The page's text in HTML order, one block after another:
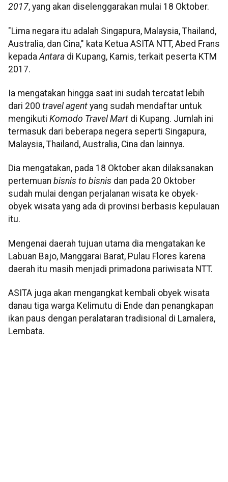
2017, yang akan diselenggarakan mulai 18 Oktober.
"Lima negara itu adalah Singapura, Malaysia, Thailand,
Australia, dan Cina," kata Ketua ASITA NTT, Abed Frans
kepada Antara di Kupang, Kamis, terkait peserta KTM
2017.
Ia mengatakan hingga saat ini sudah tercatat lebih
dari 200 travel agent yang sudah mendaftar untuk
mengikuti Komodo Travel Mart di Kupang. Jumlah ini
termasuk dari beberapa negera seperti Singapura,
Malaysia, Thailand, Australia, Cina dan lainnya.
Dia mengatakan, pada 18 Oktober akan dilaksanakan
pertemuan bisnis to bisnis dan pada 20 Oktober
sudah mulai dengan perjalanan wisata ke obyek-
obyek wisata yang ada di provinsi berbasis kepulauan
itu.
Mengenai daerah tujuan utama dia mengatakan ke
Labuan Bajo, Manggarai Barat, Pulau Flores karena
daerah itu masih menjadi primadona pariwisata NTT.
ASITA juga akan mengangkat kembali obyek wisata
danau tiga warga Kelimutu di Ende dan penangkapan
ikan paus dengan peralataran tradisional di Lamalera,
Lembata.